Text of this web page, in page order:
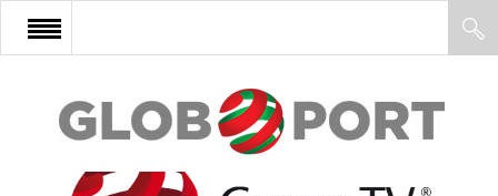
FŐOLDAL
AFRIKA